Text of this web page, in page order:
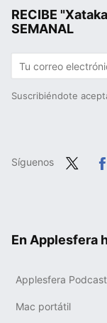
RECIBE
SEMANAL
Suscribiéndote
Síguenos
En Applesfera
Applesfera Podcast
Mac portátil